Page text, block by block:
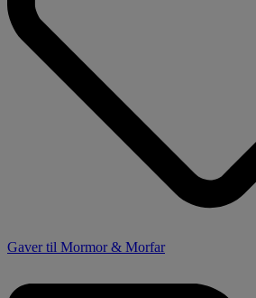
Gaver til Mormor & Morfar